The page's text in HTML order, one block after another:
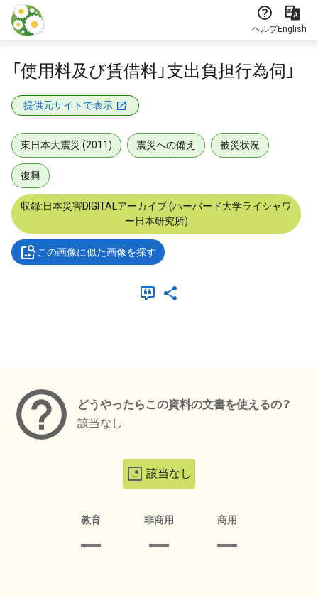
本文に飛ぶ
ヘルプEnglish
「使用料及び賃借料」支出負担行為伺」
提供元サイトで表示
東日本大震災 (2011) 震災への備え 被災状況
復興
収録:日本災害DIGITALアーカイブ (ハーバード大学ライシャワ
ー日本研究所)
この画像に似た画像を探す
どうやったらこの資料の文書を使えるの？
該当なし
該当なし
教育 非商用 商用